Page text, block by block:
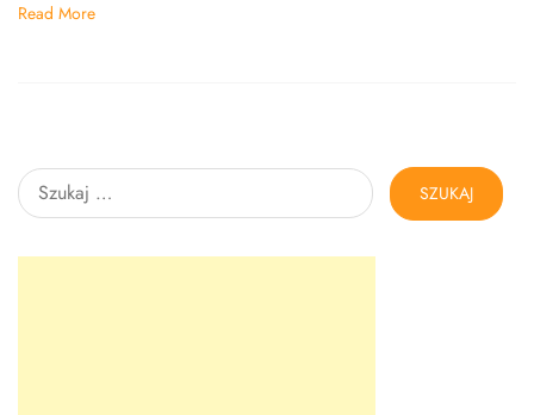
Read More
Szukaj: